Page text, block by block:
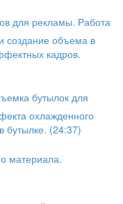
для рекламы. Работа
объема в
кадров.
бутылок для
охлажденного
бутылке. (24:37)
материала.